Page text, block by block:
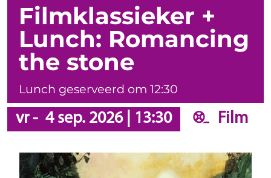
Filmklassieker +
Lunch: Romancing
the stone
Lunch geserveerd om 12:30
vr- 4 sep. 2026| 13:30 Film